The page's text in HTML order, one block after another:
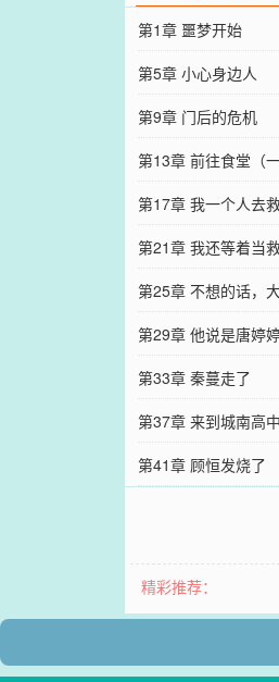
第1章 噩梦开始
第5章 小心身边人
第9章 门后的危机
第13章 前往食堂（一
第17章 我一个人去
第21章 我还等着当
第25章 不想的话，
第29章 他说是唐婷
第33章 秦蔓走了
第37章 来到城南高中
第41章 顾恒发烧了
精彩推荐：